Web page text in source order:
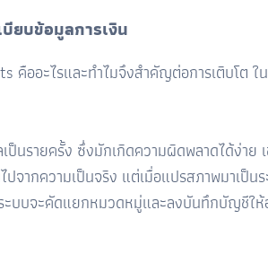
ยบข้อมูลการเงิน
คืออะไรและทำไมจึงสำคัญต่อการเติบโ
นรายครั้ง ซึ่งมักเกิดความผิดพลาดได้ง่า
ปจากความเป็นจริง แต่เมื่อแปรสภาพมา
ะบบจะคัดแยกหมวดหมู่และลงบันทึกบัญชี